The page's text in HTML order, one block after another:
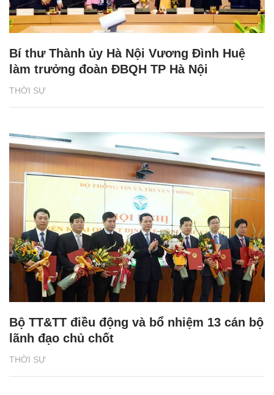
THỜI SỰ
Bí thư Thành ủy Hà Nội Vương Đình Huệ
làm trưởng đoàn ĐBQH TP Hà Nội
THỜI SỰ
Bộ TT&TT điều động và bổ nhiệm 13 cán bộ
lãnh đạo chủ chốt